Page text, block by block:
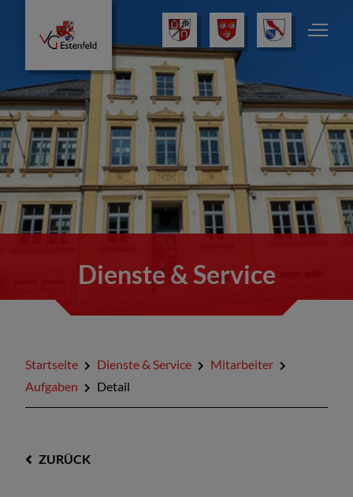
Dienste & Service
Startseite Dienste & Service
Mitarbeiter
Aufgaben
Detail
ZURÜCK